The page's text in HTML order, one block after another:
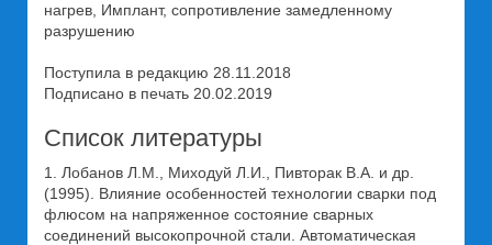
нагрев, Имплант, сопротивление замедленному
разрушению
Поступила в редакцию 28.11.2018
Подписано в печать 20.02.2019
Список литературы
1. Лобанов Л.М., Миходуй Л.И., Пивторак В.А. и др.
(1995). Влияние особенностей технологии сварки под
флюсом на напряженное состояние сварных
соединений высокопрочной стали. Автоматическая